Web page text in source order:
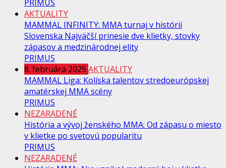
PRIMUS
AKTUALITY
MAMMAL INFINITY: MMA turnaj v histórii
Slovenska Najväčší prinesie dve klietky, stovky
zápasov a medzinárodnej elity
PRIMUS
8. februára 2025 AKTUALITY
MAMMAL Liga: Kolíska talentov stredoeurópskej
amatérskej MMA scény
PRIMUS
NEZARADENÉ
História a vývoj ženského MMA: Od zápasu o miesto
v klietke po svetovú popularitu
PRIMUS
NEZARADENÉ